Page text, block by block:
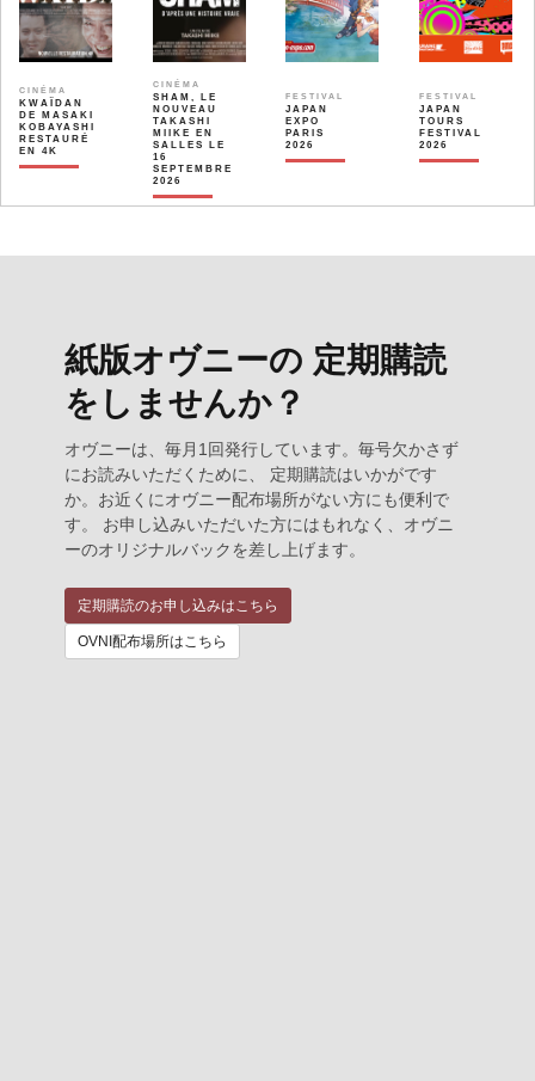
CINÉMA
KWAÏDAN
DE MASAKI
KOBAYASHI
RESTAURÉ
EN 4K
CINÉMA
SHAM, LE
NOUVEAU
TAKASHI
MIIKE EN
SALLES LE
16
SEPTEMBRE
2026
FESTIVAL
JAPAN
EXPO
PARIS
2026
FESTIVAL
JAPAN
TOURS
FESTIVAL
2026
紙版オヴニーの 定期購読
をしませんか？
オヴニーは、毎月1回発行しています。毎号欠かさず
にお読みいただくために、 定期購読はいかがです
か。お近くにオヴニー配布場所がない方にも便利で
す。 お申し込みいただいた方にはもれなく、オヴニ
ーのオリジナルバックを差し上げます。
定期購読のお申し込みはこちら
OVNI配布場所はこちら